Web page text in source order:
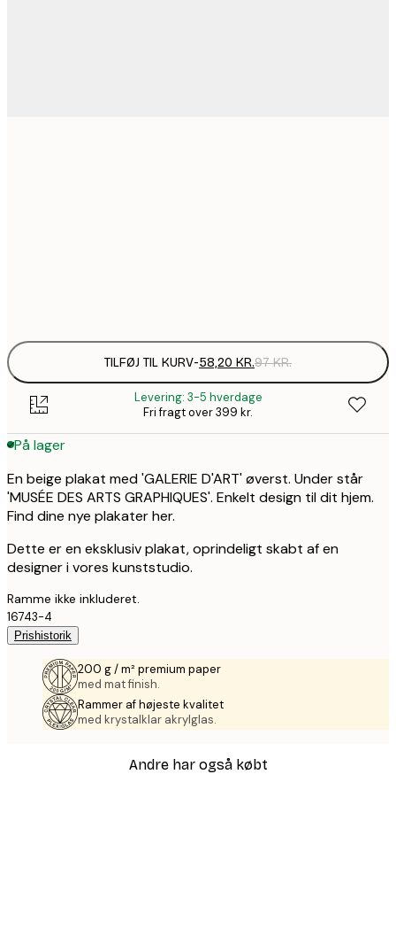
TILFØJ TIL KURV-58,20 KR.97 KR.
Levering: 3-5 hverdage
Fri fragt over 399 kr.
På lager
En beige plakat med 'GALERIE D'ART' øverst. Under står
'MUSÉE DES ARTS GRAPHIQUES'. Enkelt design til dit hjem.
Find dine nye plakater her.
Dette er en eksklusiv plakat, oprindeligt skabt af en
designer i vores kunststudio.
Ramme ikke inkluderet.
16743-4
Prishistorik
200 g / m² premium paper
med mat finish.
Rammer af højeste kvalitet
med krystalklar akrylglas.
Andre har også købt